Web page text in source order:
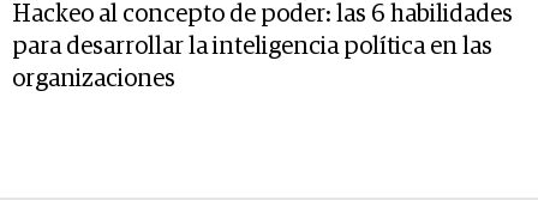
Hackeo al concepto de poder: las 6 habilidades
para desarrollar la inteligencia política en las
organizaciones